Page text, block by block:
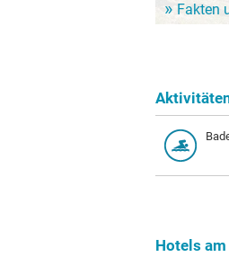
Fakten
Hotels